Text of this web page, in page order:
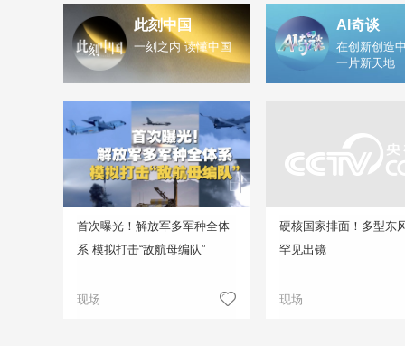
此刻中国
一刻之内 读懂中国
AI奇谈
在创新创造
一片新天地
首次曝光！解放军多军种全体
系 模拟打击“敌航母编队”
现场
硬核国家排面！多型东
罕见出镜
现场